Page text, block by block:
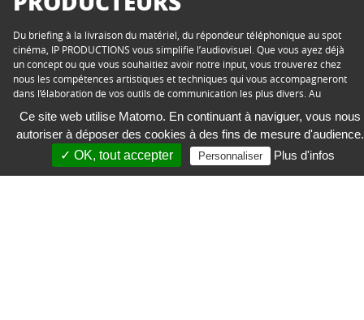
Du briefing à la livraison du matériel, du répondeur téléphonique au spot
cinéma, IP PRODUCTIONS vous simplifie l’audiovisuel. Que vous ayez déjà
un concept ou que vous souhaitiez avoir notre input, vous trouverez chez
nous les compétences artistiques et techniques qui vous accompagneront
dans l’élaboration de vos outils de communication les plus divers. Au
IP Luxembourg Sàrl
Ce site web utilise Matomo. En continuant à naviguer, vous nous
autoriser à déposer des cookies à des fins de mesure d'audience.
✓ OK, tout accepter
Personnaliser Plus d'infos